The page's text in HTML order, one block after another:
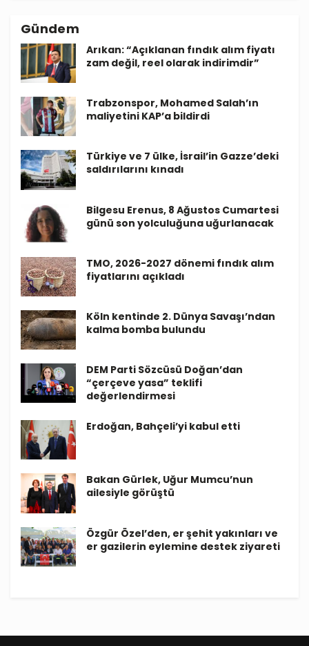
Gündem
Arıkan: “Açıklanan fındık alım fiyatı
zam değil, reel olarak indirimdir”
Trabzonspor, Mohamed Salah’ın
maliyetini KAP’a bildirdi
Türkiye ve 7 ülke, İsrail’in Gazze’deki
saldırılarını kınadı
Bilgesu Erenus, 8 Ağustos Cumartesi
günü son yolculuğuna uğurlanacak
TMO, 2026-2027 dönemi fındık alım
fiyatlarını açıkladı
Köln kentinde 2. Dünya Savaşı’ndan
kalma bomba bulundu
DEM Parti Sözcüsü Doğan’dan
“çerçeve yasa” teklifi
değerlendirmesi
Erdoğan, Bahçeli’yi kabul etti
Bakan Gürlek, Uğur Mumcu’nun
ailesiyle görüştü
Özgür Özel’den, er şehit yakınları ve
er gazilerin eylemine destek ziyareti